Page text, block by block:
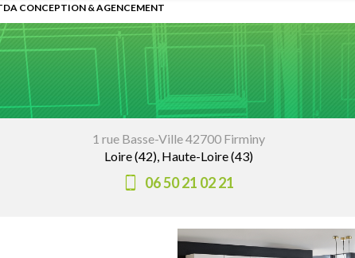
CONCEPTION & AGENCEMENT
1 rue Basse-Ville 42700 Firminy
Loire (42), Haute-Loire (43)
06 50 21 02 21